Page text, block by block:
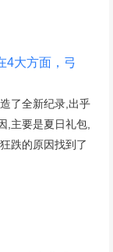
4大方面，弓
了全新纪录,出乎
,主要是夏日礼包,
跌的原因找到了